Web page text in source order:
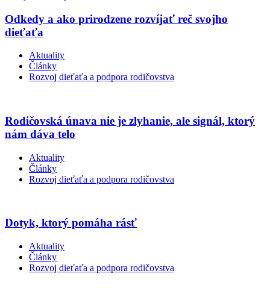
Odkedy a ako prirodzene rozvíjať reč svojho
dieťaťa
Aktuality
Články
Rozvoj dieťaťa a podpora rodičovstva
Rodičovská únava nie je zlyhanie, ale signál, ktorý
nám dáva telo
Aktuality
Články
Rozvoj dieťaťa a podpora rodičovstva
Dotyk, ktorý pomáha rásť
Aktuality
Články
Rozvoj dieťaťa a podpora rodičovstva